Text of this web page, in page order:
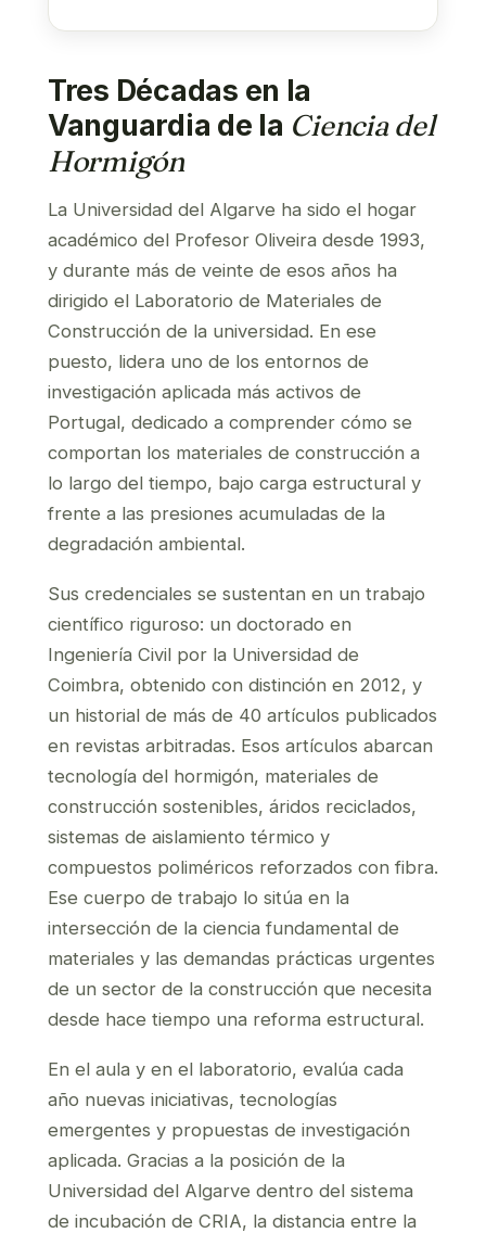
Tres Décadas en la
Vanguardia de la Ciencia del
Hormigón
La Universidad del Algarve ha sido el hogar
académico del Profesor Oliveira desde 1993,
y durante más de veinte de esos años ha
dirigido el Laboratorio de Materiales de
Construcción de la universidad. En ese
puesto, lidera uno de los entornos de
investigación aplicada más activos de
Portugal, dedicado a comprender cómo se
comportan los materiales de construcción a
lo largo del tiempo, bajo carga estructural y
frente a las presiones acumuladas de la
degradación ambiental.
Sus credenciales se sustentan en un trabajo
científico riguroso: un doctorado en
Ingeniería Civil por la Universidad de
Coimbra, obtenido con distinción en 2012, y
un historial de más de 40 artículos publicados
en revistas arbitradas. Esos artículos abarcan
tecnología del hormigón, materiales de
construcción sostenibles, áridos reciclados,
sistemas de aislamiento térmico y
compuestos poliméricos reforzados con fibra.
Ese cuerpo de trabajo lo sitúa en la
intersección de la ciencia fundamental de
materiales y las demandas prácticas urgentes
de un sector de la construcción que necesita
desde hace tiempo una reforma estructural.
En el aula y en el laboratorio, evalúa cada
año nuevas iniciativas, tecnologías
emergentes y propuestas de investigación
aplicada. Gracias a la posición de la
Universidad del Algarve dentro del sistema
de incubación de CRIA, la distancia entre la